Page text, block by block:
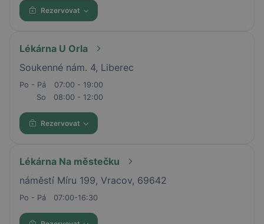
Rezervovat
Lékárna U Orla
Soukenné nám. 4, Liberec
Po - Pá
07:00 - 19:00
So
08:00 - 12:00
Rezervovat
Lékárna Na městečku
náměstí Míru 199, Vracov, 69642
Po - Pá 07:00-16:30